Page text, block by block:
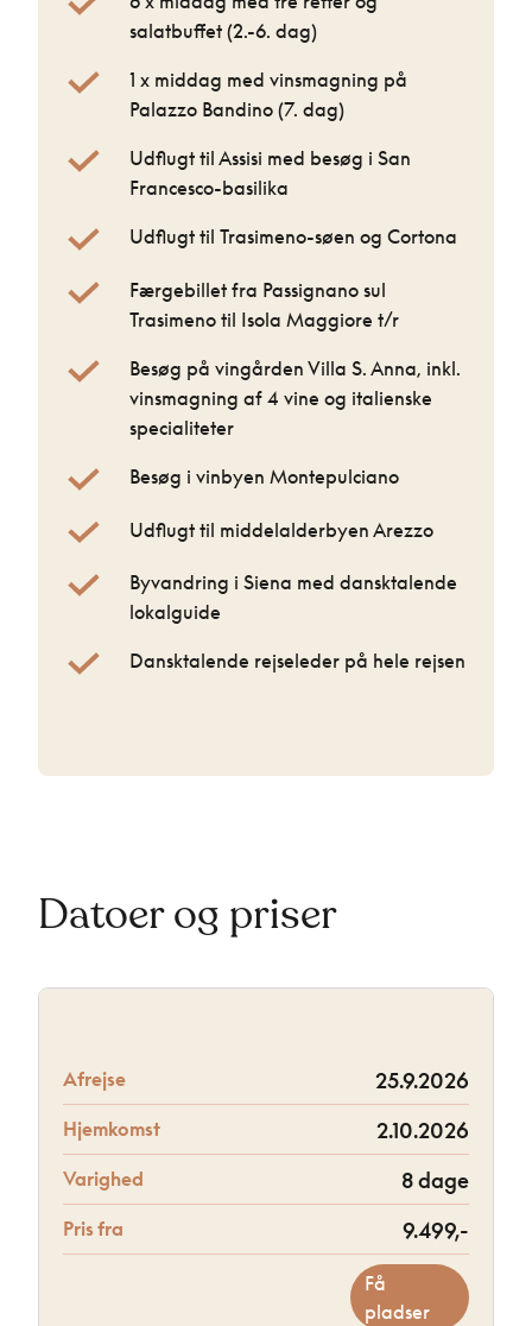
salatbuffet (2.-6. dag)
1 x middag med vinsmagning på
Palazzo Bandino (7. dag)
Udflugt til Assisi med besøg i San
Francesco-basilika
Udflugt til Trasimeno-søen og Cortona
Færgebillet fra Passignano sul
Trasimeno til Isola Maggiore t/r
Besøg på vingården Villa S. Anna, inkl.
vinsmagning af 4 vine og italienske
specialiteter
Besøg i vinbyen Montepulciano
Udflugt til middelalderbyen Arezzo
Byvandring i Siena med dansktalende
lokalguide
Dansktalende rejseleder på hele rejsen
Datoer og priser
Afrejse 25.9.2026
Hjemkomst 2.10.2026
Varighed 8 dage
Pris fra 9.499,-
Få
pladser